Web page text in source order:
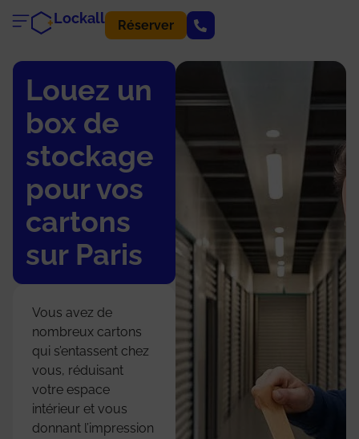
Lockall Réserver
Louez un
box de
stockage
pour vos
cartons
sur Paris
Vous avez de
nombreux cartons
qui s’entassent chez
vous, réduisant
votre espace
intérieur et vous
donnant l’impression